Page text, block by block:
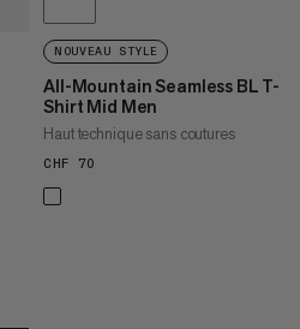
NOUVEAU STYLE
All-Mountain Seamless BL T-
Shirt Mid Men
Haut technique sans coutures
CHF 70